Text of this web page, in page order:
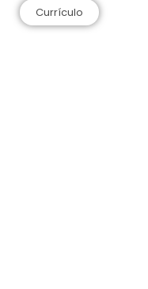
Currículo